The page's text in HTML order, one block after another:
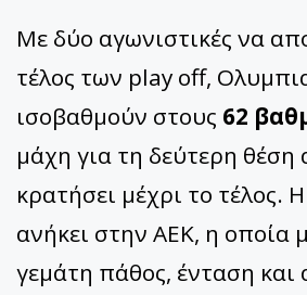
Με δύο αγωνιστικές να
τέλος των play off,
ισοβαθμούν στους 62
μάχη για τη δεύτερη θέση
κρατήσει μέχρι το τέλος.
ανήκει στην ΑΕΚ, η οποία
γεμάτη πάθος, ένταση